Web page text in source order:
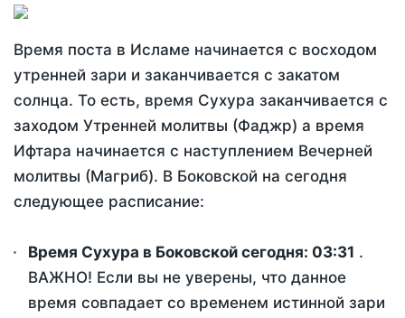
Время поста в Исламе начинается с восходом
утренней зари и заканчивается с закатом
солнца. То есть, время Сухура заканчивается с
заходом Утренней молитвы (Фаджр) а время
Ифтара начинается с наступлением Вечерней
молитвы (Магриб). В Боковской на сегодня
следующее расписание:
Время Сухура в Боковской сегодня: 03:31 .
ВАЖНО! Если вы не уверены, что данное
время совпадает со временем истинной зари